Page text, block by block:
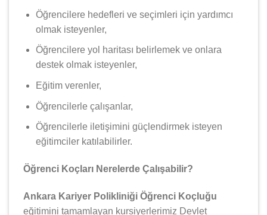
Öğrencilere hedefleri ve seçimleri için yardımcı
olmak isteyenler,
Öğrencilere yol haritası belirlemek ve onlara
destek olmak isteyenler,
Eğitim verenler,
Öğrencilerle çalışanlar,
Öğrencilerle iletişimini güçlendirmek isteyen
eğitimciler katılabilirler.
Öğrenci Koçları Nerelerde Çalışabilir?
Ankara Kariyer Polikliniği Öğrenci Koçluğu
eğitimini tamamlayan kursiyerlerimiz Devlet